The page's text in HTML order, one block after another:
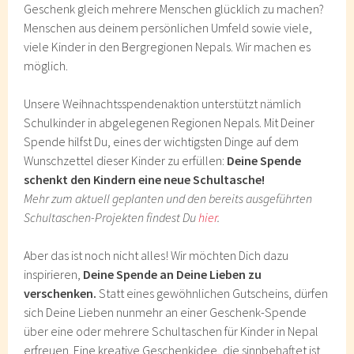
Geschenk gleich mehrere Menschen glücklich zu machen?
Menschen aus deinem persönlichen Umfeld sowie viele,
viele Kinder in den Bergregionen Nepals. Wir machen es
möglich.
Unsere Weihnachtsspendenaktion unterstützt nämlich
Schulkinder in abgelegenen Regionen Nepals. Mit Deiner
Spende hilfst Du, eines der wichtigsten Dinge auf dem
Wunschzettel dieser Kinder zu erfüllen: Deine Spende
schenkt den Kindern eine neue Schultasche!
Mehr zum aktuell geplanten und den bereits ausgeführten
Schultaschen-Projekten findest Duhier.
Aber das ist noch nicht alles! Wir möchten Dich dazu
inspirieren, Deine Spende an Deine Lieben zu
verschenken. Statt eines gewöhnlichen Gutscheins, dürfen
sich Deine Lieben nunmehr an einer Geschenk-Spende
über eine oder mehrere Schultaschen für Kinder in Nepal
erfreuen. Eine kreative Geschenkidee, die sinnbehaftet ist